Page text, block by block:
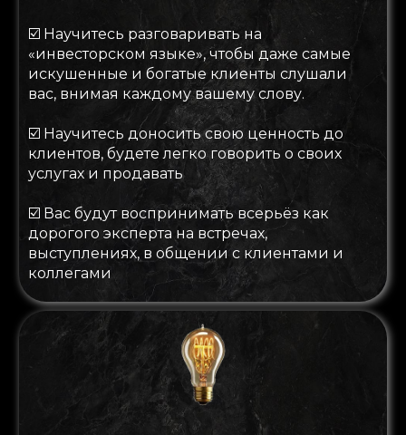
☑️ Научитесь разговаривать на
«инвесторском языке», чтобы даже самые
искушенные и богатые клиенты слушали
вас, внимая каждому вашему слову.
☑️ Научитесь доносить свою ценность до
клиентов, будете легко говорить о своих
услугах и продавать
☑️ Вас будут воспринимать всерьёз как
дорогого эксперта на встречах,
выступлениях, в общении с клиентами и
коллегами